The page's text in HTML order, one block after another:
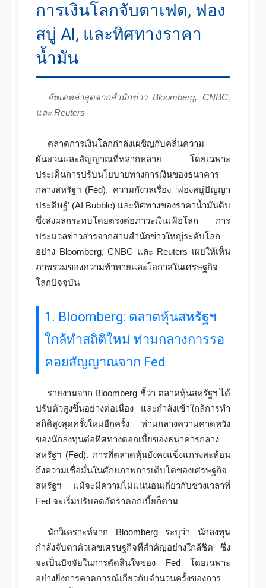
การเงินโลกจับตาเฟด, ฟอง
สบู่ AI, และทิศทางราคา
น้ำมัน
อัพเดตล่าสุดจากสำนักข่าว Bloomberg, CNBC,
และ Reuters
ตลาดการเงินโลกกำลังเผชิญกับคลื่นความ
ผันผวนและสัญญาณที่หลากหลาย โดยเฉพาะ
ประเด็นการปรับนโยบายทางการเงินของธนาคาร
กลางสหรัฐฯ (Fed), ความกังวลเรื่อง ‘ฟองสบู่ปัญญา
ประดิษฐ์’ (AI Bubble) และทิศทางของราคาน้ำมันดิบ
ซึ่งส่งผลกระทบโดยตรงต่อภาวะเงินเฟ้อโลก การ
ประมวลข่าวสารจากสามสำนักข่าวใหญ่ระดับโลก
อย่าง Bloomberg, CNBC และ Reuters เผยให้เห็น
ภาพรวมของความท้าทายและโอกาสในเศรษฐกิจ
โลกปัจจุบัน
1. Bloomberg: ตลาดหุ้นสหรัฐฯ
ใกล้ทำสถิติใหม่ ท่ามกลางการรอ
คอยสัญญาณจาก Fed
รายงานจาก Bloomberg ชี้ว่า ตลาดหุ้นสหรัฐฯ ได้
ปรับตัวสูงขึ้นอย่างต่อเนื่อง และกำลังเข้าใกล้การทำ
สถิติสูงสุดครั้งใหม่อีกครั้ง ท่ามกลางความคาดหวัง
ของนักลงทุนต่อทิศทางดอกเบี้ยของธนาคารกลาง
สหรัฐฯ (Fed). การที่ตลาดหุ้นยังคงแข็งแกร่งสะท้อน
ถึงความเชื่อมั่นในศักยภาพการเติบโตของเศรษฐกิจ
สหรัฐฯ แม้จะมีความไม่แน่นอนเกี่ยวกับช่วงเวลาที่
Fed จะเริ่มปรับลดอัตราดอกเบี้ยก็ตาม
นักวิเคราะห์จาก Bloomberg ระบุว่า นักลงทุน
กำลังจับตาตัวเลขเศรษฐกิจที่สำคัญอย่างใกล้ชิด ซึ่ง
จะเป็นปัจจัยในการตัดสินใจของ Fed โดยเฉพาะ
อย่างยิ่งการคาดการณ์เกี่ยวกับจำนวนครั้งของการ